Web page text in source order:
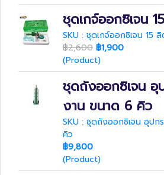
ชุดเกจ์ออกซิเจน
SKU : ชุดเกจ์ออกซิเจน 15
฿2,600 ฿1,900
(Product)
ชุดถังออกซิเจน
งาน ขนาด 6 คิว
SKU : ชุดถังออกซิเจน อุป
คิว
฿9,800
(Product)